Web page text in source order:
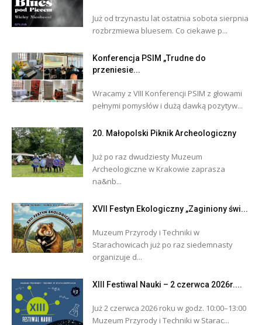
Już od trzynastu lat ostatnia sobota sierpnia
rozbrzmiewa bluesem. Co ciekawe p...
Konferencja PSIM „Trudne do
przeniesie...
Wracamy z VIII Konferencji PSIM z głowami
pełnymi pomysłów i dużą dawką pozytyw...
20. Małopolski Piknik Archeologiczny
Już po raz dwudziesty Muzeum
Archeologiczne w Krakowie zaprasza
na&nb...
XVII Festyn Ekologiczny „Zaginiony świ...
Muzeum Przyrody i Techniki w
Starachowicach już po raz siedemnasty
organizuje d...
XIII Festiwal Nauki – 2 czerwca 2026r....
Już 2 czerwca 2026 roku w godz. 10:00–13:00
Muzeum Przyrody i Techniki w Starac...